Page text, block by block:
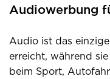
Audiowerbung
Audio ist das
erreicht, während
beim Sport,